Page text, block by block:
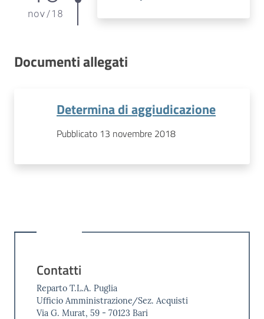
nov/18
Documenti allegati
Determina di aggiudicazione
Pubblicato 13 novembre 2018
Contatti
Reparto T.L.A. Puglia
Ufficio Amministrazione/Sez. Acquisti
Via G. Murat, 59 - 70123 Bari